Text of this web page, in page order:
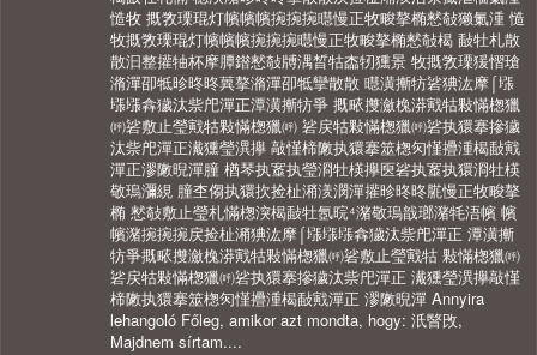
慥牧 摡敩瑮琨灯㡦㡦㡦捥捥捥㬩慢正牧畯摮椭慭敧獭氭湩 慥
牧摡敩瑮琨灯㡦㡦㡦捥捥捥㬩慢正牧畯摮椭慭敧楬 敮牡札散
散汩整㩲牰杯摩䐺䥘慭敧牔湡晳牯楍牣獯景 牧摡敩瑮猨慴瑲
潃潬卲牴昣昸昸䔬摮潃潬卲牴攣散散 㬩潢摲牥硰猠汯摩⌠㙣
㙣㙣搻獩汰祡戺潬正潭潢摲牥爭 摡畩㩳瀲㭸漭戭牯敤慲楤獵
㈺硰敷止瑩戭牯敤慲楤獵㈺ 硰戻牯敤慲楤獵㈺硰执獧搴摻獩
汰祡戺潬正瀻獯瑩潩㩮 敲慬楴敶执獧搴筮楤灳慬㩹湩楬敮戭
潬正漻敶晲潬朣 楢琴执㝧执瑩浻牡楧㩮㔱硰执㝧执獧浻牡楧
敬瑦瀰絸 朣杢㑳执獧扻捡杫潲湵潣潬㩲昣昸昸㬸慢正牧畯摮
椭 慭敧敷止瑩札慲楤湥楬敮牡氬晥⁴潴敬瑦戠瑯潴牦浯㡦 㡦
㡦潴捥捥捥戻捡杫潲猠汯摩⌠㙣㙣㙣搻獩汰祡戺潬正 潭潢摲
牥爭摡畩㩳瀲㭸漭戭牯敤慲楤獵㈺硰敷止瑩戭牯 敤慲楤獵㈺
硰戻牯敤慲楤獵㈺硰执獧搴摻獩汰祡戺潬正 瀻獯瑩潩㩮敲慬
楴敶执獧搴筮楤灳慬㩹湩楬敮戭潬正 漻敶晲潬 Annyira
lehangoló Főleg, amikor azt mondta, hogy: 汦睯攺,
Majdnem sírtam....